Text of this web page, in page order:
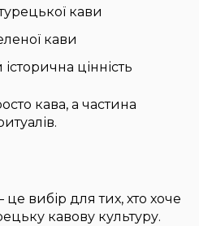
кави
кави
цінність
кава, а частина
вибір для тих, хто хоче
кавову культуру.